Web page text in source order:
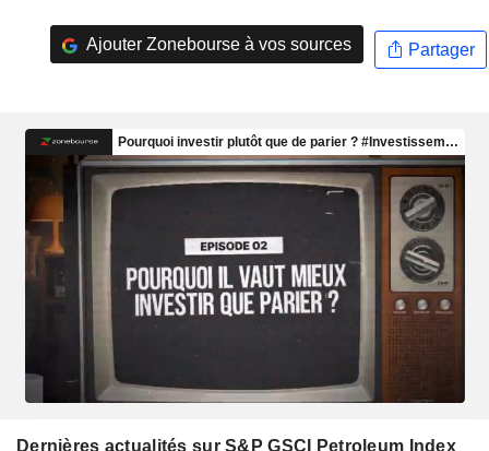
Ajouter Zonebourse à vos sources Partager
Dernières actualités sur S&P GSCI Petroleum Index